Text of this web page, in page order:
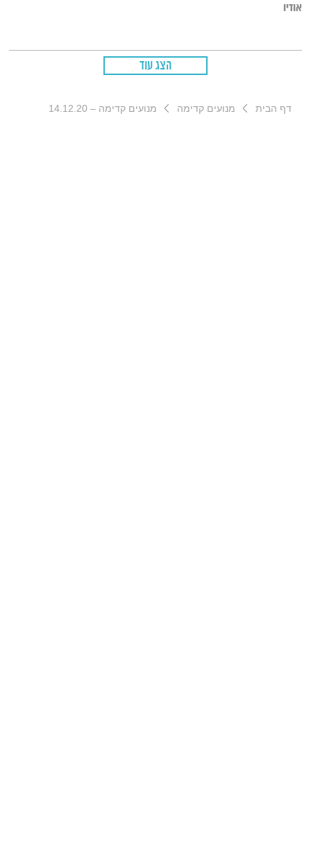
אודיו
הצג עוד
דף הבית מנועים קדימה מנועים קדימה – 14.12.20